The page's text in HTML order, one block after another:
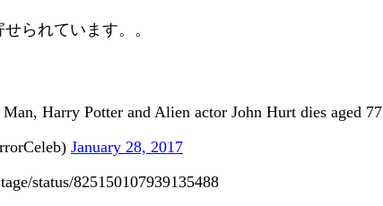
られています。。
Harry Potter and Alien actor John Hurt dies aged 77
January 28, 2017
status/825150107939135488